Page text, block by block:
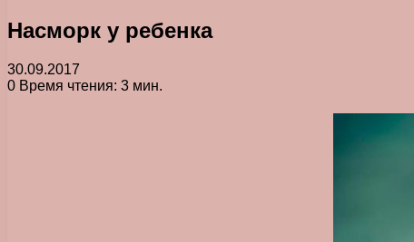
Насморк у ребенка
30.09.2017
0 Время чтения: 3 мин.